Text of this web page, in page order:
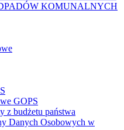
KOMUNALNYCH
GOPS
z budżetu państwa
Danych Osobowych w